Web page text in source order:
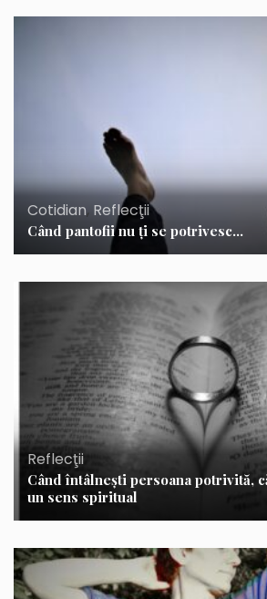
Cotidian, Reflecţii
Când pantofii nu ţi se potrivesc…
Reflecţii
Când întâlneşti persoana potrivită,
un sens spiritual